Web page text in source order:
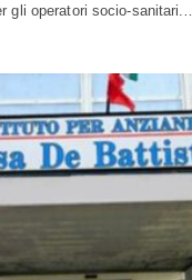
gli operatori socio-sanitari.…